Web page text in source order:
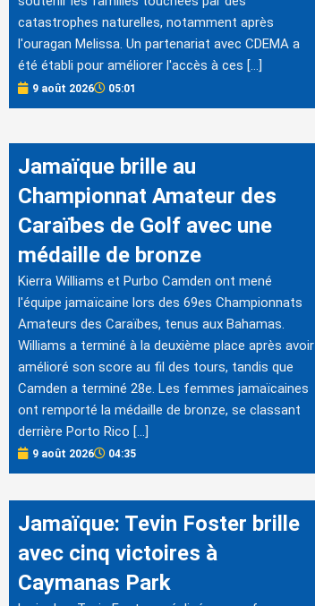
catastrophes naturelles, notamment après
l'ouragan Melissa. Un partenariat avec CDEMA a
été établi pour améliorer l'accès à ces […]
9 août 2026 05:01
Jamaïque brille au
Championnat Amateur des
Caraïbes de Golf avec une
médaille de bronze
Kierra Williams et Purbo Camden ont mené
l'équipe jamaïcaine lors des 69es Championnats
Amateurs des Caraïbes, tenus aux Bahamas.
Williams a terminé à la deuxième place après avoir
amélioré son score au fil des tours, tandis que
Camden a terminé 28e. Les femmes jamaïcaines
ont remporté la médaille de bronze, se classant
derrière Porto Rico […]
9 août 2026 04:35
Jamaïque: Tevin Foster brille
avec cinq victoires à
Caymanas Park